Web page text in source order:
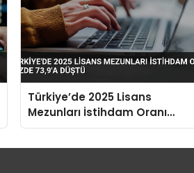
Türkiye’de 2025 Lisans
Mezunları İstihdam Oranı
Yüzde 73,9’a Düştü